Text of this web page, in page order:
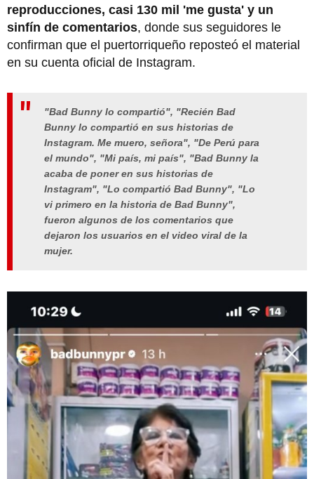
reproducciones, casi 130 mil 'me gusta' y un
sinfín de comentarios, donde sus seguidores le
confirman que el puertorriqueño reposteó el material
en su cuenta oficial de Instagram.
"Bad Bunny lo compartió", "Recién Bad
Bunny lo compartió en sus historias de
Instagram. Me muero, señora", "De Perú para
el mundo", "Mi país, mi país", "Bad Bunny la
acaba de poner en sus historias de
Instagram", "Lo compartió Bad Bunny", "Lo
vi primero en la historia de Bad Bunny",
fueron algunos de los comentarios que
dejaron los usuarios en el video viral de la
mujer.